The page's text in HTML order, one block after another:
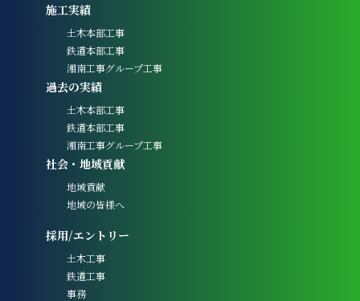
施工実績
土木本部工事
鉄道本部工事
湘南工事グループ工事
過去の実績
土木本部工事
鉄道本部工事
湘南工事グループ工事
社会・地域貢献
地域貢献
地域の皆様へ
採用/エントリー
土木工事
鉄道工事
事務